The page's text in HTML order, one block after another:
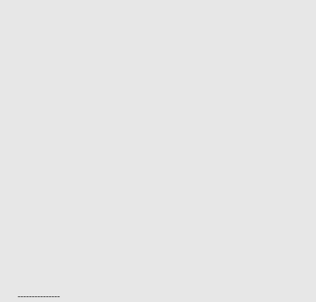
---------------